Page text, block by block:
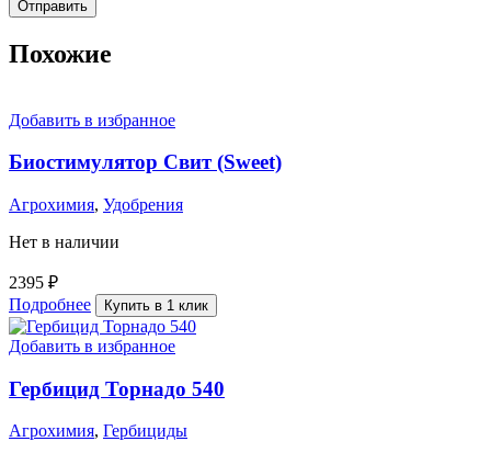
Похожие
Добавить в избранное
Биостимулятор Свит (Sweet)
Агрохимия, Удобрения
Нет в наличии
2395 ₽
Подробнее
Купить в 1 клик
Добавить в избранное
Гербицид Торнадо 540
Агрохимия, Гербициды